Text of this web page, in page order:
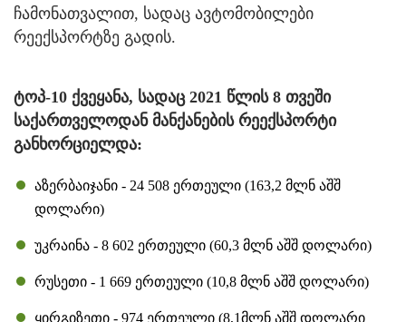
ჩამონათვალით, სადაც ავტომობილები
რეექსპორტზე გადის.
ტოპ-10 ქვეყანა, სადაც 2021 წლის 8 თვეში
საქართველოდან მანქანების რეექსპორტი
განხორციელდა:
აზერბაიჯანი - 24 508 ერთეული (163,2 მლნ აშშ
დოლარი)
უკრაინა - 8 602 ერთეული (60,3 მლნ აშშ დოლარი)
რუსეთი - 1 669 ერთეული (10,8 მლნ აშშ დოლარი)
ყირგიზეთი - 974 ერთეული (8,1მლნ აშშ დოლარი